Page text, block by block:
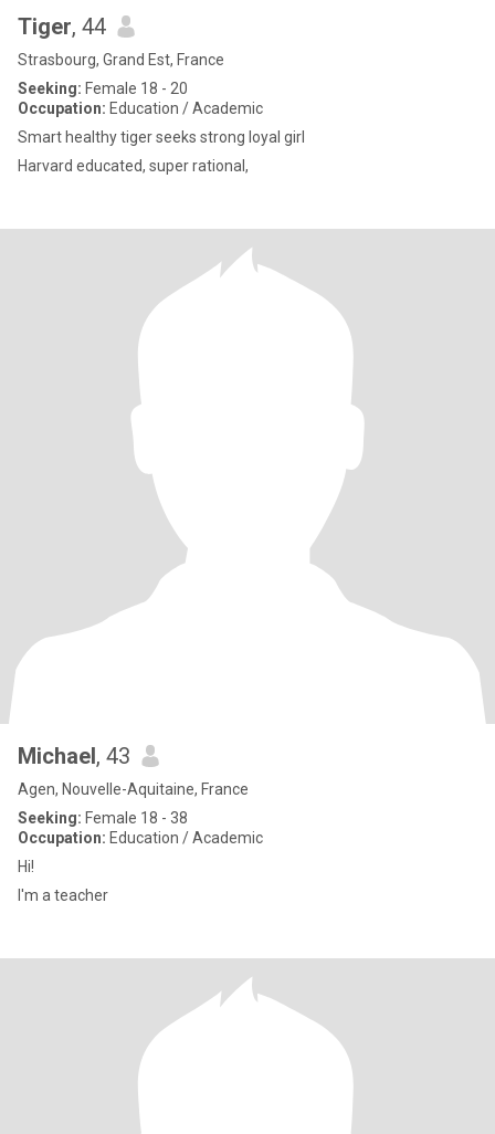
Tiger, 44
Strasbourg, Grand Est, France
Seeking: Female 18 - 20
Occupation: Education / Academic
Smart healthy tiger seeks strong loyal girl
Harvard educated, super rational,
Michael, 43
Agen, Nouvelle-Aquitaine, France
Seeking: Female 18 - 38
Occupation: Education / Academic
Hi!
I'm a teacher